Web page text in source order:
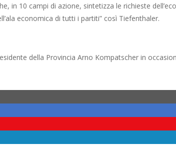
in 10 campi di azione, sintetizza le richieste
economica di tutti i partiti” così Tiefenthaler.
della Provincia Arno Kompatscher in